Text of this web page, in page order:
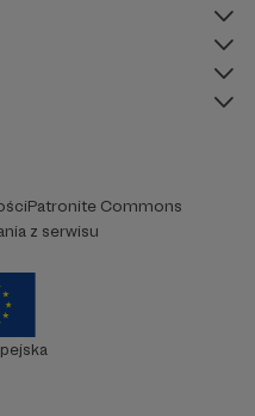
Patronite Commons
z serwisu